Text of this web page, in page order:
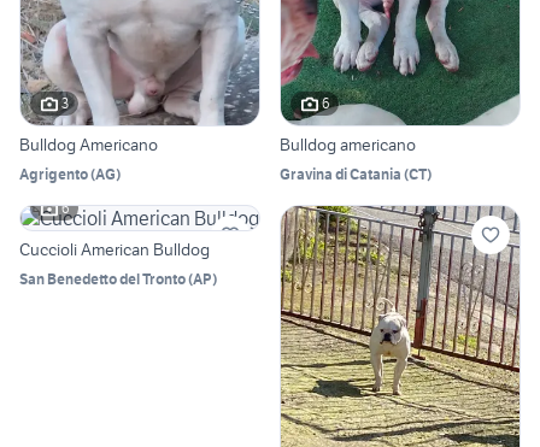
3
Bulldog Americano
Agrigento(AG)
6
Bulldog americano
Gravina di Catania (CT)
6
Cuccioli American Bulldog
San Benedetto del Tronto(AP)